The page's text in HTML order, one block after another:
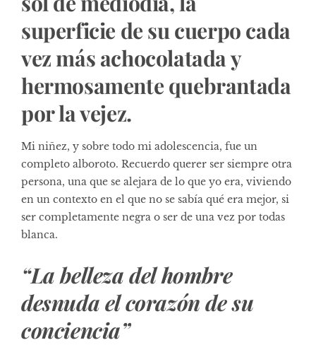
superficie de su cuerpo cada
vez más achocolatada y
hermosamente quebrantada
por la vejez.
Mi niñez, y sobre todo mi adolescencia, fue un
completo alboroto. Recuerdo querer ser siempre otra
persona, una que se alejara de lo que yo era, viviendo
en un contexto en el que no se sabía qué era mejor, si
ser completamente negra o ser de una vez por todas
blanca.
“La belleza del hombre
desnuda el corazón de su
conciencia”